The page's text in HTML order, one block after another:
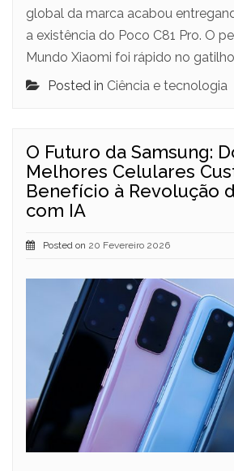
global da marca acabou
a existência do Poco C81 Pro. O
Mundo Xiaomi foi rápido no
Posted in Ciência e tecnologia
O Futuro da Samsung:
Melhores Celulares
Benefício à Revolução
com IA
Posted on 20 Fevereiro 2026